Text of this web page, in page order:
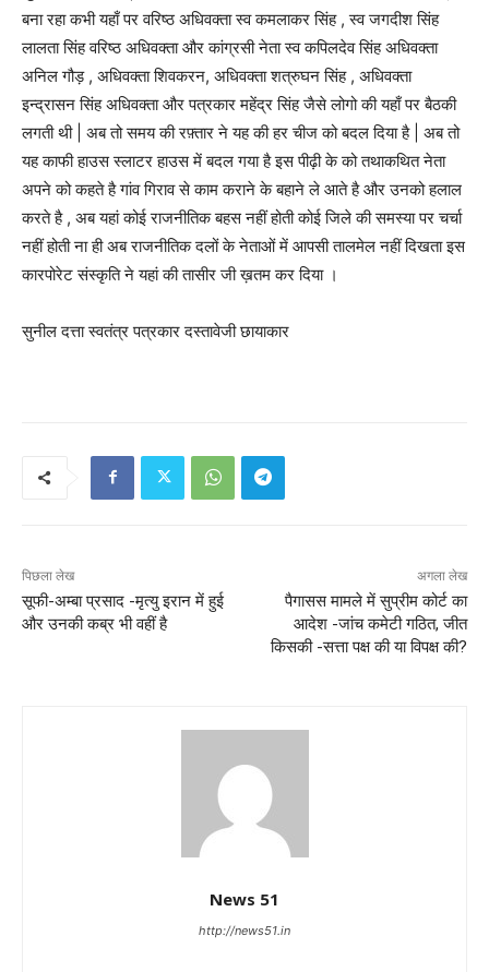
बना रहा कभी यहाँ पर वरिष्ठ अधिवक्ता स्व कमलाकर सिंह , स्व जगदीश सिंह
लालता सिंह वरिष्ठ अधिवक्ता और कांग्रसी नेता स्व कपिलदेव सिंह अधिवक्ता
अनिल गौड़ , अधिवक्ता शिवकरन, अधिवक्ता शत्रुघन सिंह , अधिवक्ता
इन्द्रासन सिंह अधिवक्ता और पत्रकार महेंद्र सिंह जैसे लोगो की यहाँ पर बैठकी
लगती थी | अब तो समय की रफ़्तार ने यह की हर चीज को बदल दिया है | अब तो
यह काफी हाउस स्लाटर हाउस में बदल गया है इस पीढ़ी के को तथाकथित नेता
अपने को कहते है गांव गिराव से काम कराने के बहाने ले आते है और उनको हलाल
करते है , अब यहां कोई राजनीतिक बहस नहीं होती कोई जिले की समस्या पर चर्चा
नहीं होती ना ही अब राजनीतिक दलों के नेताओं में आपसी तालमेल नहीं दिखता इस
कारपोरेट संस्कृति ने यहां की तासीर जी ख़तम कर दिया ।
सुनील दत्ता स्वतंत्र पत्रकार दस्तावेजी छायाकार
पिछला लेख
सूफी-अम्बा प्रसाद -मृत्यु इरान में हुई
और उनकी कब्र भी वहीं है
अगला लेख
पैगासस मामले में सुप्रीम कोर्ट का
आदेश -जांच कमेटी गठित, जीत
किसकी -सत्ता पक्ष की या विपक्ष की?
News 51
http://news51.in